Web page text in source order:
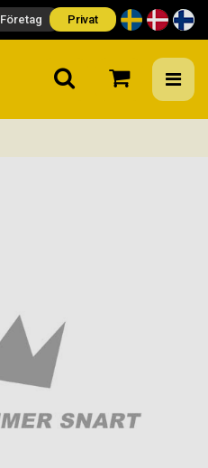
Företag Privat